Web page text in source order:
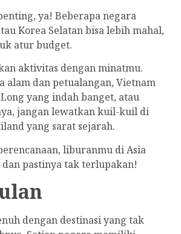
ya! Beberapa negara
Korea Selatan bisa lebih mahal,
atur budget.
aktivitas dengan minatmu.
alam dan petualangan, Vietnam
yang indah banget, atau
jangan lewatkan kuil-kuil di
yang sarat sejarah.
liburanmu di Asia
pastinya tak terlupakan!
dengan destinasi yang tak